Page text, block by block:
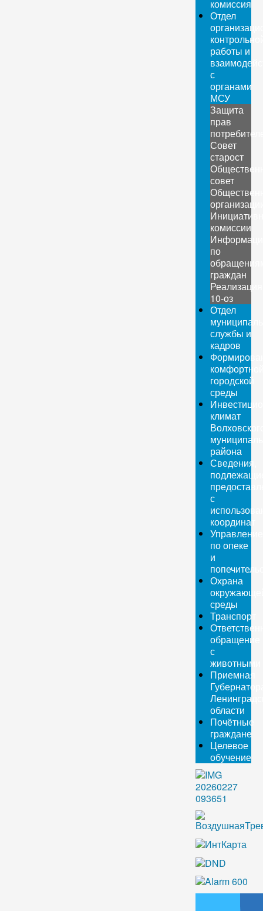
комиссия
Отдел
работы и
с
органами
МСУ
Защита
прав
Совет
старост
совет
комиссии
по
граждан
Реализация
10-оз
Отдел
службы и
кадров
городской
среды
климат
района
Сведения,
с
координат
Управление
по опеке
и
Охрана
среды
Транспорт
обращение
с
животными
Приемная
области
Почётные
граждане
Целевое
обучение